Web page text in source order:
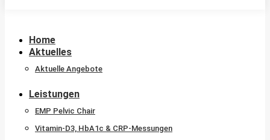
Home
Aktuelles
Aktuelle Angebote
Leistungen
EMP Pelvic Chair
Vitamin-D3, HbA1c & CRP-Messungen